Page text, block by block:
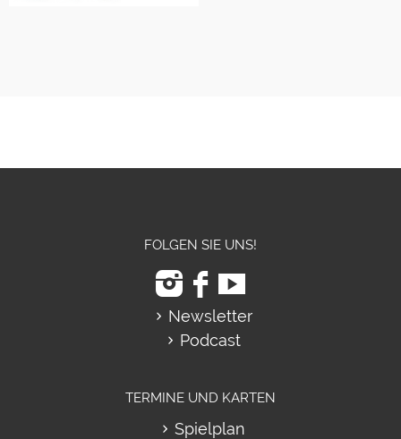
FOLGEN SIE UNS!
Newsletter
Podcast
TERMINE UND KARTEN
Spielplan